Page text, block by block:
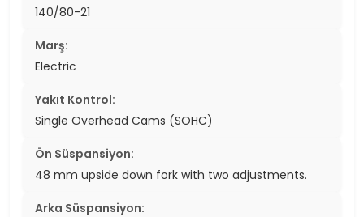
140/80-21
Marş:
Electric
Yakıt Kontrol:
Single Overhead Cams (SOHC)
Ön Süspansiyon:
48 mm upside down fork with two adjustments.
Arka Süspansiyon: